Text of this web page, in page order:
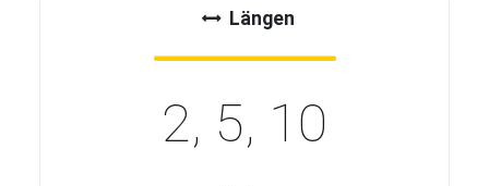
Längen
2, 5, 10